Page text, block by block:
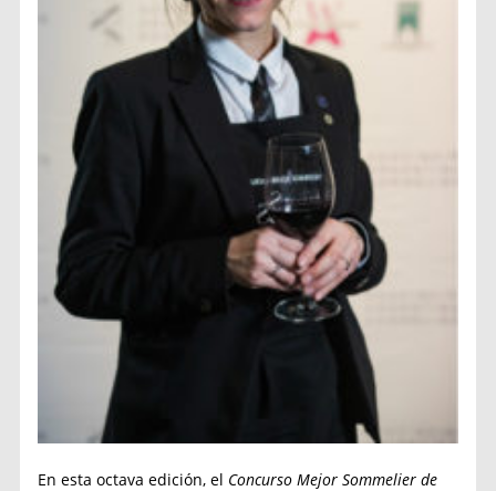
En esta octava edición, el Concurso Mejor Sommelier de